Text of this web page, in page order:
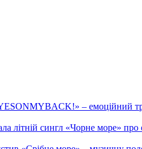
– емоційний
літній сингл «Чорне море»